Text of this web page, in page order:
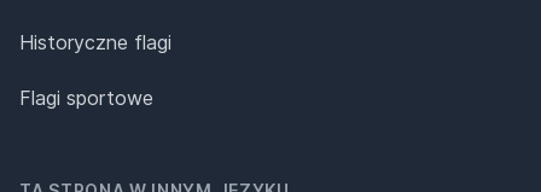
Historyczne flagi
Flagi sportowe